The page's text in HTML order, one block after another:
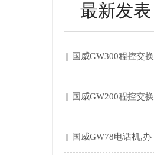
最新发表
国威GW300程控交换
国威GW200程控交换
国威GW78电话机,办